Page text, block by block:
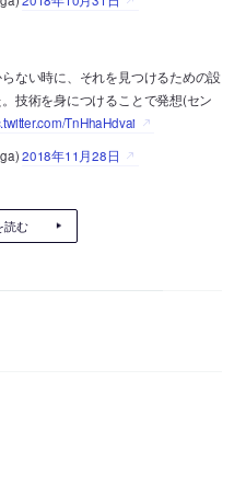
ない時に、それを見つけるための設
技術を身につけることで発想(セン
TnHhaHdvai
2018年11月28日
読む